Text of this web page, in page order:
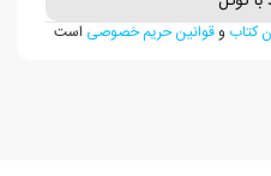
کتاب وقوانین حریم خصوصی است